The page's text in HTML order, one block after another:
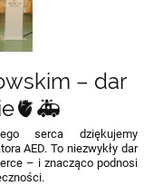
– dar
serca dziękujemy
AED. To niezwykły dar
– i znacząco podnosi